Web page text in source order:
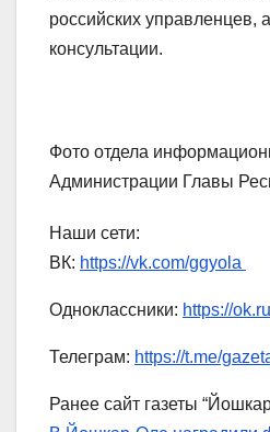
российских управленцев,
консультации.
Фото отдела
Администрации Главы
Наши сети:
ВК: https://vk.com/ggyola
Одноклассники: https://
Телеграм: https://t.me/
Ранее сайт газеты